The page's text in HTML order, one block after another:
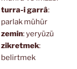
turra-i garrâ:
parlak mühür
zemin: yeryüzü
zikretmek:
belirtmek